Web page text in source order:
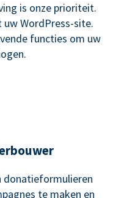
is onze prioriteit.
WordPress-site.
functies om uw
donatieformulieren
te maken en